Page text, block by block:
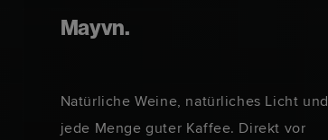
Mayvn.
Natürliche Weine, natürliches Licht und
jede Menge guter Kaffee. Direkt vor